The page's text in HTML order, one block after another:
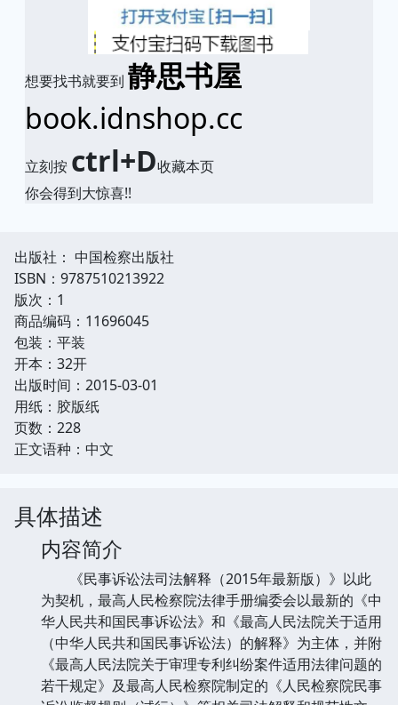
想要找书就要到 静思书屋
book.idnshop.cc
立刻按 ctrl+D收藏本页
你会得到大惊喜!!
出版社： 中国检察出版社
ISBN：9787510213922
版次：1
商品编码：11696045
包装：平装
开本：32开
出版时间：2015-03-01
用纸：胶版纸
页数：228
正文语种：中文
具体描述
内容简介
《民事诉讼法司法解释（2015年最新版）》以此
为契机，最高人民检察院法律手册编委会以最新的《中
华人民共和国民事诉讼法》和《最高人民法院关于适用
（中华人民共和国民事诉讼法）的解释》为主体，并附
《最高人民法院关于审理专利纠纷案件适用法律问题的
若干规定》及最高人民检察院制定的《人民检察院民事